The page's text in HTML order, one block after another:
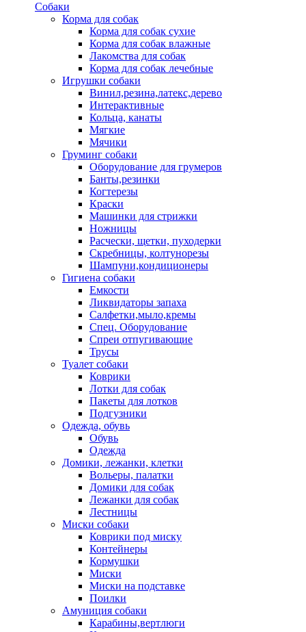
Собаки
Корма для собак
Корма для собак сухие
Корма для собак влажные
Лакомства для собак
Корма для собак лечебные
Игрушки собаки
Винил,резина,латекс,дерево
Интерактивные
Кольца, канаты
Мягкие
Мячики
Груминг собаки
Оборудование для грумеров
Банты,резинки
Когтерезы
Краски
Машинки для стрижки
Ножницы
Расчески, щетки, пуходерки
Скребницы, колтунорезы
Шампуни,кондиционеры
Гигиена собаки
Емкости
Ликвидаторы запаха
Салфетки,мыло,кремы
Спец. Оборудование
Спреи отпугивающие
Трусы
Туалет собаки
Коврики
Лотки для собак
Пакеты для лотков
Подгузники
Одежда, обувь
Обувь
Одежда
Домики, лежанки, клетки
Вольеры, палатки
Домики для собак
Лежанки для собак
Лестницы
Миски собаки
Коврики под миску
Контейнеры
Кормушки
Миски
Миски на подставке
Поилки
Амуниция собаки
Карабины,вертлюги